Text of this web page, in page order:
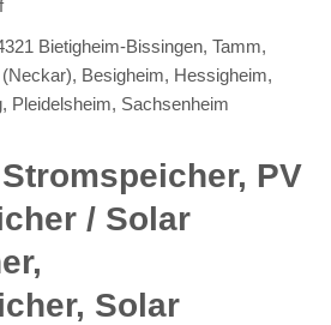
Bietigheim-Bissingen, Tamm,
Besigheim, Hessigheim,
Pleidelsheim, Sachsenheim
PV
/ Solar
Solar